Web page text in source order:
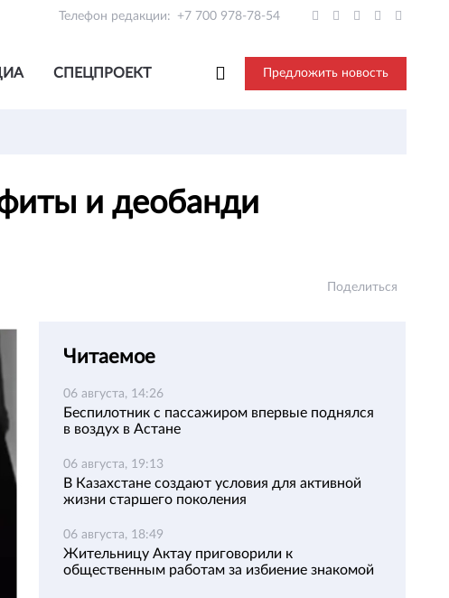
Телефон редакции: +7 700 978-78-54
СПЕЦПРОЕКТ Предложить новость
и деобанди
Поделиться
Читаемое
06 августа, 14:26
Беспилотник с пассажиром впервые поднялся
в воздух в Астане
06 августа, 19:13
В Казахстане создают условия для активной
жизни старшего поколения
06 августа, 18:49
Жительницу Актау приговорили к
общественным работам за избиение знакомой